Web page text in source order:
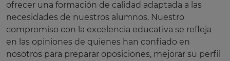
ofrecer una formación de calidad adaptada a las
necesidades de nuestros alumnos. Nuestro
compromiso con la excelencia educativa se refleja
en las opiniones de quienes han confiado en
nosotros para preparar oposiciones, mejorar su perfil